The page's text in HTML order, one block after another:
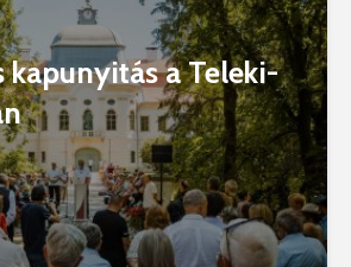
kapunyitás a Teleki-